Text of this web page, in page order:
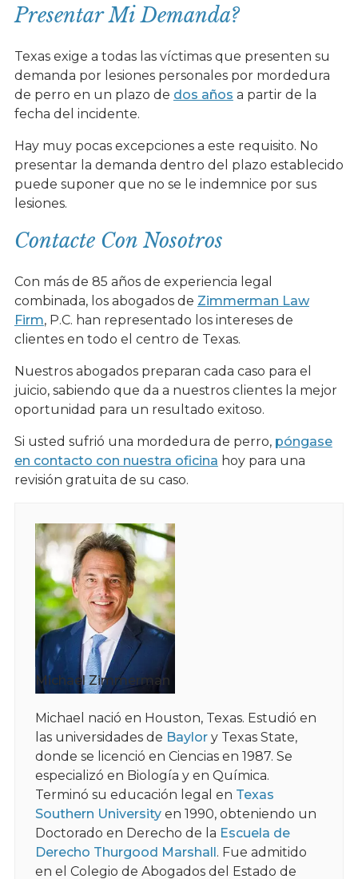
Presentar Mi Demanda?
Texas exige a todas las víctimas que presenten su
demanda por lesiones personales por mordedura
de perro en un plazo de dos años a partir de la
fecha del incidente.
Hay muy pocas excepciones a este requisito. No
presentar la demanda dentro del plazo establecido
puede suponer que no se le indemnice por sus
lesiones.
Contacte Con Nosotros
Con más de 85 años de experiencia legal
combinada, los abogados de Zimmerman Law
Firm, P.C. han representado los intereses de
clientes en todo el centro de Texas.
Nuestros abogados preparan cada caso para el
juicio, sabiendo que da a nuestros clientes la mejor
oportunidad para un resultado exitoso.
Si usted sufrió una mordedura de perro, póngase
en contacto con nuestra oficina hoy para una
revisión gratuita de su caso.
Michael Zimmerman
Michael nació en Houston, Texas. Estudió en
las universidades de Baylory Texas State,
donde se licenció en Ciencias en 1987. Se
especializó en Biología y en Química.
Terminó su educación legal en Texas
Southern Universityen 1990, obteniendo un
Doctorado en Derecho de la Escuela de
Derecho Thurgood Marshall. Fue admitido
en el Colegio de Abogados del Estado de